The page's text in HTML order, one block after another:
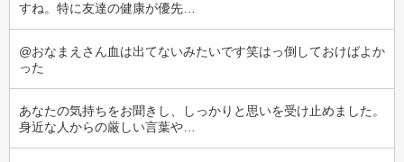
すね。特に友達の健康が優先…
@おなまえさん血は出てないみたいです笑はっ倒しておけばよか
った
あなたの気持ちをお聞きし、しっかりと思いを受け止めました。
身近な人からの厳しい言葉や…